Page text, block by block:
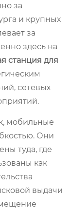
за
и крупных
за
здесь на
станция для
сетевых
мобильные
Они
туда, где
как
выдачи